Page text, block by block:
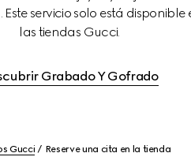
servicio solo está disponible
las tiendas Gucci.
Grabado Y Gofrado
Gucci Reserve una cita en la tienda